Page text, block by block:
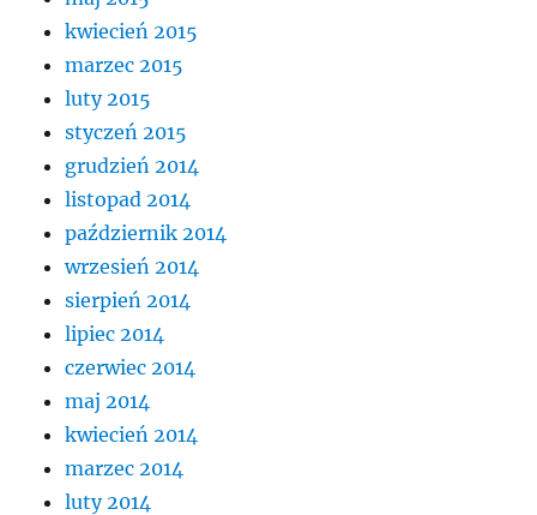
kwiecień 2015
marzec 2015
luty 2015
styczeń 2015
grudzień 2014
listopad 2014
październik 2014
wrzesień 2014
sierpień 2014
lipiec 2014
czerwiec 2014
maj 2014
kwiecień 2014
marzec 2014
luty 2014